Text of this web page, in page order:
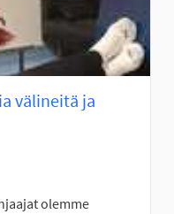
välineitä ja
olemme